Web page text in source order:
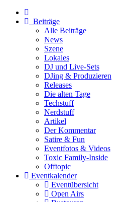
Beiträge
Alle Beiträge
News
Szene
Lokales
DJ und Live-Sets
DJing & Produzieren
Releases
Die alten Tage
Techstuff
Nerdstuff
Artikel
Der Kommentar
Satire & Fun
Eventfotos & Videos
Toxic Family-Inside
Offtopic
Eventkalender
Eventübersicht
Open Airs